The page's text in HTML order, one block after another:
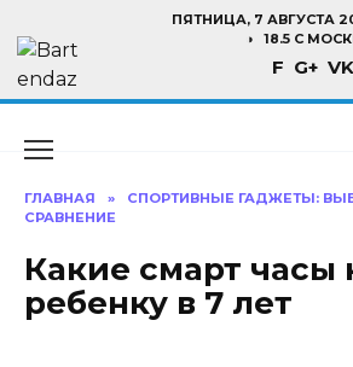
содержанию
ПЯТНИЦА, 7 АВГУСТА
18.5 C
F G+ VK
ГЛАВНАЯ »
СПОРТИВНЫЕ ГАДЖЕТЫ:
СРАВНЕНИЕ
Какие смарт часы
ребенку в 7 лет